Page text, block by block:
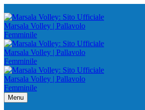
Menu